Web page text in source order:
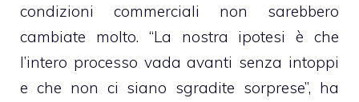
condizioni commerciali non sarebbero
cambiate molto. “La nostra ipotesi è che
l’intero processo vada avanti senza intoppi
e che non ci siano sgradite sorprese”, ha